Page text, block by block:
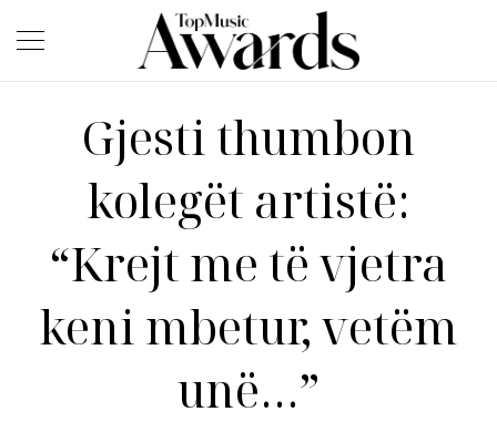
Gjesti thumbon
kolegët artistë:
“Krejt me të vjetra
keni mbetur, vetëm
unë…”